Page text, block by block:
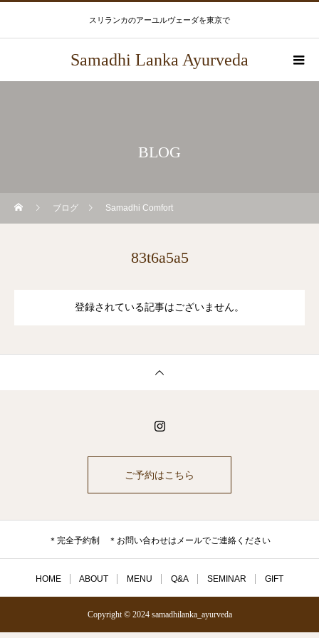
スリランカのアーユルヴェーダを東京で
Samadhi Lanka Ayurveda
BLOG
ブログ Samadhi Comfort
83t6a5a5
登録されている記事はございません。
ご予約はこちら
＊完全予約制 ＊お問い合わせはメールでご連絡ください
HOME ABOUT MENU Q&A SEMINAR GIFT
Copyright © 2024 samadhilanka_ayurveda